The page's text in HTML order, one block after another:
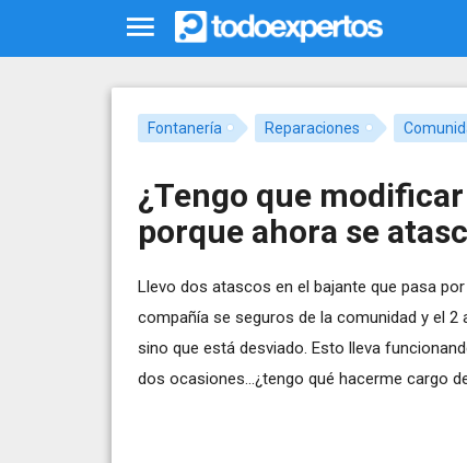
Fontanería Reparaciones
¿Tengo que
porque ahora se
Llevo dos atascos en el bajante que pasa
compañía se seguros de la comunidad y el
sino que está desviado. Esto lleva
dos ocasiones...¿tengo qué hacerme cargo